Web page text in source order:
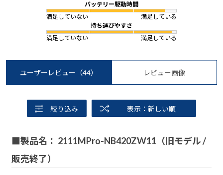
バッテリー駆動時間
満足していない
満足している
持ち運びやすさ
満足していない
満足している
ユーザーレビュー （44） レビュー画像
絞り込み 表示：新しい順
■製品名： 2111MPro-NB420ZW11（旧モデル /
販売終了）